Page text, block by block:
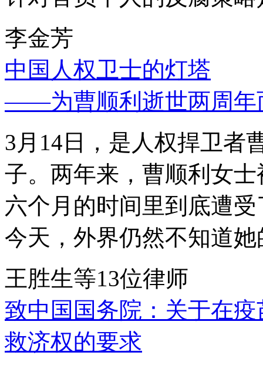
李金芳
中国人权卫士的灯塔
——为曹顺利逝世两周年
3月14日，是人权捍卫者
子。两年来，曹顺利女
六个月的时间里到底遭
今天，外界仍然不知道
王胜生等13位律师
致中国国务院：关于在
救济权的要求